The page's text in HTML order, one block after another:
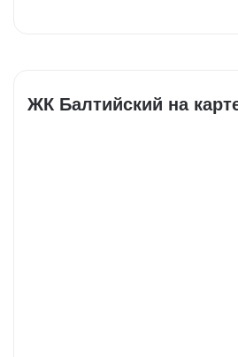
ЖК Балтийский на